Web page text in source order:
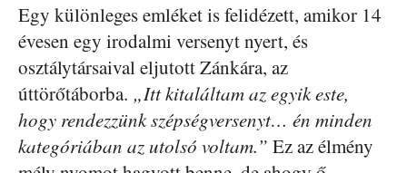
Egy különleges emléket is felidézett, amikor 14
évesen egy irodalmi versenyt nyert, és
osztálytársaival eljutott Zánkára, az
úttörőtáborba. „Itt kitaláltam az egyik este,
hogy rendezzünk szépségversenyt… én minden
kategóriában az utolsó voltam.” Ez az élmény